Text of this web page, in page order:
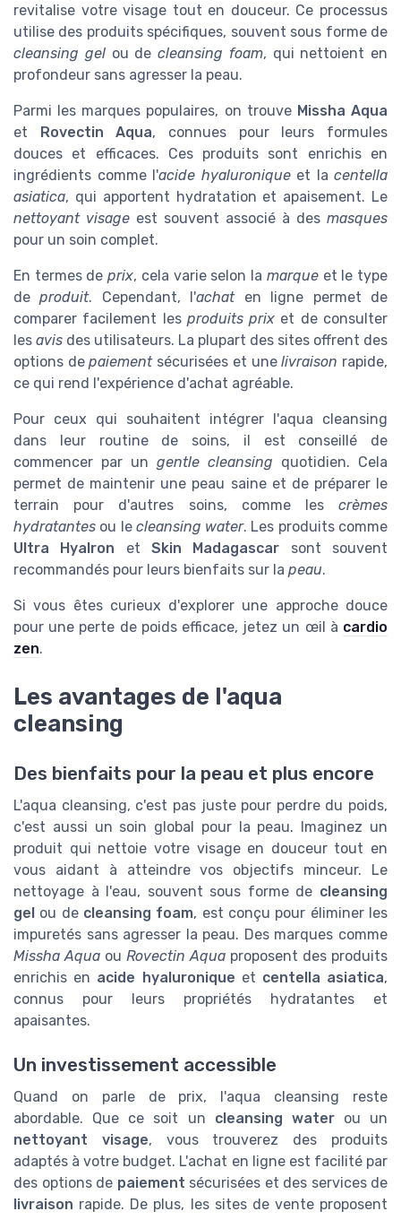
revitalise votre visage tout en douceur. Ce processus
utilise des produits spécifiques, souvent sous forme de
cleansing gelou de cleansing foam, qui nettoient en
profondeur sans agresser la peau.
Parmi les marques populaires, on trouve Missha Aqua
et Rovectin Aqua, connues pour leurs formules
douces et efficaces. Ces produits sont enrichis en
ingrédients comme l'acide hyaluroniqueet la centella
asiatica, qui apportent hydratation et apaisement. Le
nettoyant visage est souvent associé à des masques
pour un soin complet.
En termes deprix, cela varie selon la marqueet le type
deproduit. Cependant, l'achaten ligne permet de
comparer facilement les produits prix et de consulter
les avis des utilisateurs. La plupart des sites offrent des
options depaiementsécurisées et unelivraison rapide,
ce qui rend l'expérience d'achat agréable.
Pour ceux qui souhaitent intégrer l'aqua cleansing
dans leur routine de soins, il est conseillé de
commencer par un gentle cleansing quotidien. Cela
permet de maintenir une peau saine et de préparer le
terrain pour d'autres soins, comme les crèmes
hydratantes ou le cleansing water. Les produits comme
Ultra Hyalron etSkin Madagascar sont souvent
recommandés pour leurs bienfaits sur la peau.
Si vous êtes curieux d'explorer une approche douce
pour une perte de poids efficace, jetez un œil à cardio
zen.
Les avantages de l'aqua
cleansing
Des bienfaits pour la peau et plus encore
L'aqua cleansing, c'est pas juste pour perdre du poids,
c'est aussi un soin global pour la peau. Imaginez un
produit qui nettoie votre visage en douceur tout en
vous aidant à atteindre vos objectifs minceur. Le
nettoyage à l'eau, souvent sous forme de cleansing
gel ou de cleansing foam, est conçu pour éliminer les
impuretés sans agresser la peau. Des marques comme
Missha Aqua ou Rovectin Aqua proposent des produits
enrichis en acide hyaluronique et centella asiatica,
connus pour leurs propriétés hydratantes et
apaisantes.
Un investissement accessible
Quand on parle de prix, l'aqua cleansing reste
abordable. Que ce soit un cleansing waterou un
nettoyant visage, vous trouverez des produits
adaptés à votre budget. L'achat en ligne est facilité par
des options de paiement sécurisées et des services de
livraison rapide. De plus, les sites de vente proposent